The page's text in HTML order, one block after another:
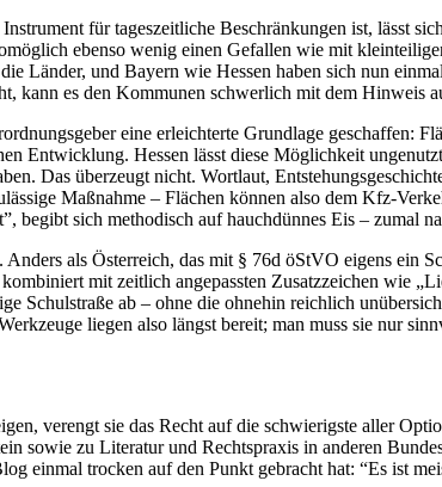
für tageszeitliche Beschränkungen ist, lässt
ebenso wenig einen Gefallen wie mit
Länder, und Bayern wie Hessen haben sich nun
kann es den Kommunen schwerlich mit dem Hinweis
eine erleichterte Grundlage geschaffen:
Entwicklung. Hessen lässt diese Möglichkeit
Das überzeugt nicht. Wortlaut,
Maßnahme – Flächen können also dem Kfz-
sich methodisch auf hauchdünnes Eis – zumal
als Österreich, das mit § 76d öStVO eigens ein
mit zeitlich angepassten Zusatzzeichen wie
Schulstraße ab – ohne die ohnehin reichlich
liegen also längst bereit; man muss sie nur
verengt sie das Recht auf die schwierigste aller
zu Literatur und Rechtspraxis in anderen
einmal trocken auf den Punkt gebracht hat: “Es ist